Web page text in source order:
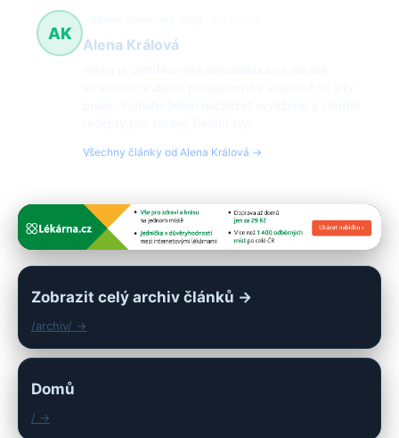
AK
Alena Králová
Všechny články od Alena Králová →
Zobrazit celý archiv článků →
/archiv/ →
Domů
/ →